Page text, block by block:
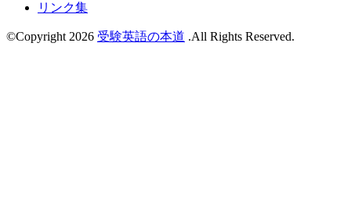
リンク集
©Copyright 2026 受験英語の本道 .All Rights Reserved.